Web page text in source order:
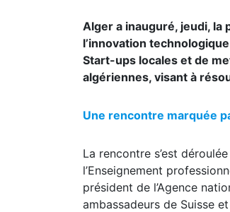
Alger a inauguré, jeudi, la
l’innovation
Start-ups locales et de
algériennes, visant à
Une rencontre marquée
La rencontre s’est
l’Enseignement
président de l’Agence
ambassadeurs de Suisse